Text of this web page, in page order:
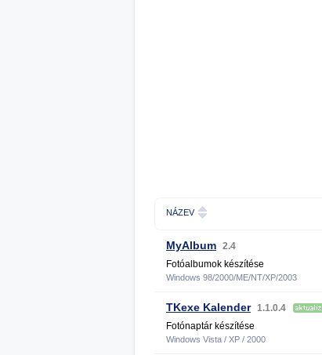
NÁZEV
MyAlbum 2.4
Fotóalbumok készítése
Windows 98/2000/ME/NT/XP/2003
TKexe Kalender 1.1.0.4
Fotónaptár készítése
Windows Vista / XP / 2000